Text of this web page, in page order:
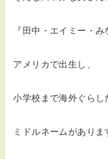
『田中・エイミー・み
アメリカで出生し、
小学校まで海外ぐらし
ミドルネームがありま